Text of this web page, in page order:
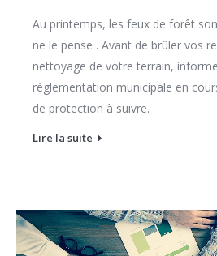
Au printemps, les feux de forêt
ne le pense . Avant de brûler vos
nettoyage de votre terrain,
réglementation municipale en
de protection à suivre.
Lire la suite